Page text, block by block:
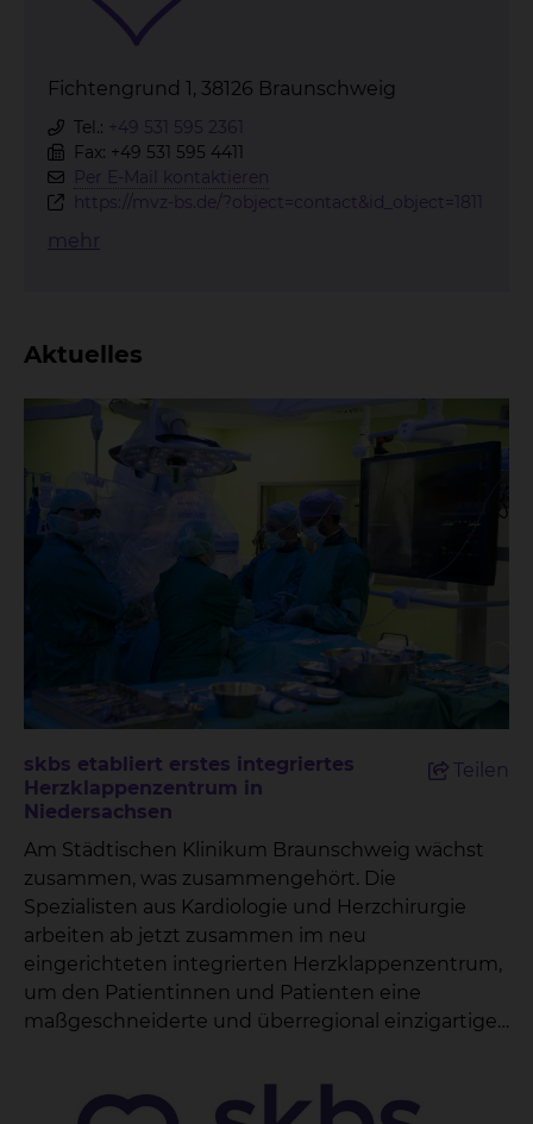
Fichtengrund 1, 38126 Braunschweig
Tel.: +49 531 595 2361
Fax: +49 531 595 4411
Per E-Mail kontaktieren
https://mvz-bs.de/?object=contact&id_object=1811
mehr
Aktuelles
skbs etabliert erstes integriertes
Herzklappenzentrum in
Niedersachsen
Teilen
Am Städtischen Klinikum Braunschweig wächst
zusammen, was zusammengehört. Die
Spezialisten aus Kardiologie und Herzchirurgie
arbeiten ab jetzt zusammen im neu
eingerichteten integrierten Herzklappenzentrum,
um den Patientinnen und Patienten eine
maßgeschneiderte und überregional einzigartige
ergebnisoffen die modernsten und